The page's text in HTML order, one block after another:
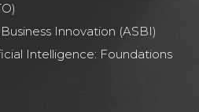
Innovation (ASBI)
Intelligence: Foundations